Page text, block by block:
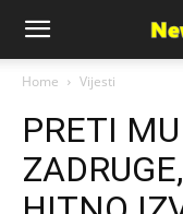
News
Media
Home Vijesti
PRETI